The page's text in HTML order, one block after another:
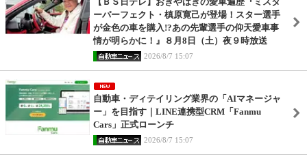
ーパーフェクト・槙原寛己が登場！スター選手
が金色の車を購入!?あの先輩選手の仰天愛車事
情が明らかに！』８月8日（土）夜９時放送
2026/8/7 15:07
自動車・ディテイリング業界の「AIマネージャ
ー」を目指す｜LINE連携型CRM「Fanmu
Cars」正式ローンチ
2026/8/7 15:07